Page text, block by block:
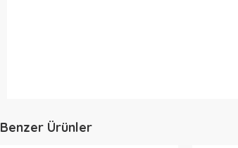
Benzer Ürünler